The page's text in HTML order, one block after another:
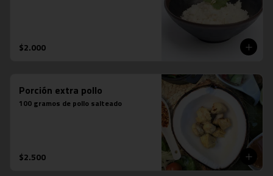
$2.000
Porción extra pollo
100 gramos de pollo salteado
$2.500